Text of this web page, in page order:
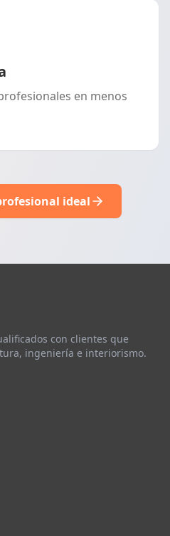
en menos
ideal
con clientes que
ingeniería e interiorismo.